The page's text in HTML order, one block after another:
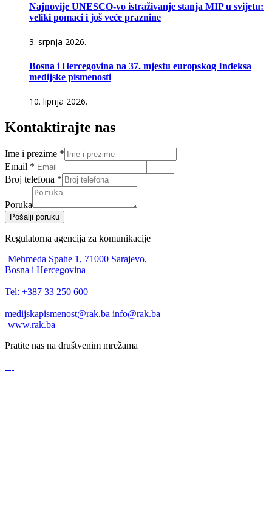
Najnovije UNESCO-vo istraživanje stanja MIP u svijetu:
veliki pomaci i još veće praznine
3. srpnja 2026.
Bosna i Hercegovina na 37. mjestu europskog Indeksa
medijske pismenosti
10. lipnja 2026.
Kontaktirajte nas
Ime i prezime *
Email *
Broj telefona *
Poruka
Pošalji poruku
Regulatorna agencija za komunikacije
Mehmeda Spahe 1, 71000 Sarajevo,
Bosna i Hercegovina
Tel: +387 33 250 600
medijskapismenost@rak.ba info@rak.ba
www.rak.ba
Pratite nas na društvenim mrežama